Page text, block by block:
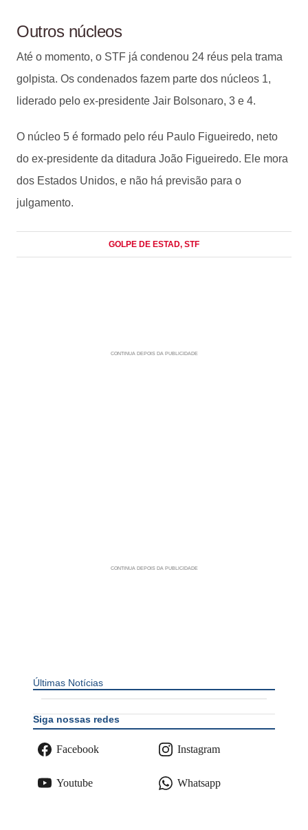
Outros núcleos
Até o momento, o STF já condenou 24 réus pela trama
golpista. Os condenados fazem parte dos núcleos 1,
liderado pelo ex-presidente Jair Bolsonaro, 3 e 4.
O núcleo 5 é formado pelo réu Paulo Figueiredo, neto
do ex-presidente da ditadura João Figueiredo. Ele mora
dos Estados Unidos, e não há previsão para o
julgamento.
GOLPE DE ESTAD, STF
Últimas Notícias
Siga nossas redes
Facebook Instagram
Youtube Whatsapp